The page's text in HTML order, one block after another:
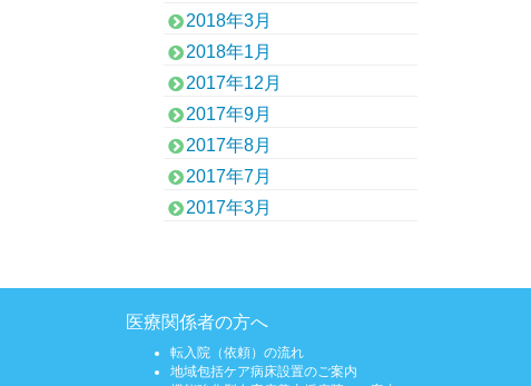
2018年3月
2018年1月
2017年12月
2017年9月
2017年8月
2017年7月
2017年3月
医療関係者の方へ
転入院（依頼）の流れ
地域包括ケア病床設置のご案内